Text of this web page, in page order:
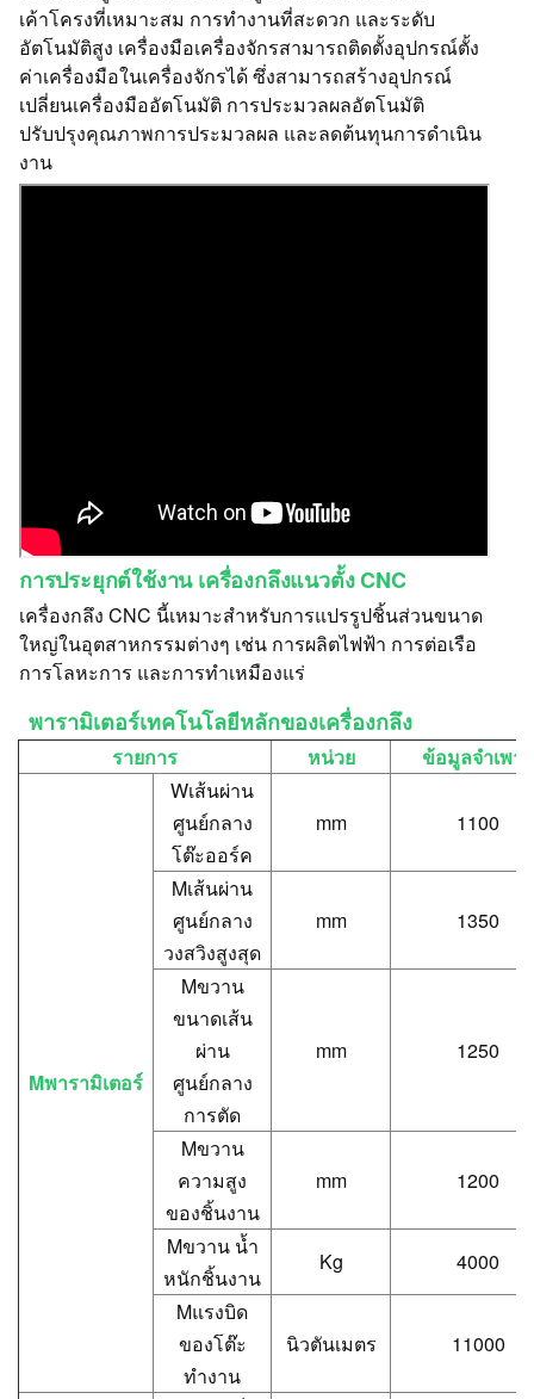
เค้าโครงที่เหมาะสม การทำงานที่สะดวก และระดับ
อัตโนมัติสูง เครื่องมือเครื่องจักรสามารถติดตั้งอุปกรณ์ตั้ง
ค่าเครื่องมือในเครื่องจักรได้ ซึ่งสามารถสร้างอุปกรณ์
เปลี่ยนเครื่องมืออัตโนมัติ การประมวลผลอัตโนมัติ
ปรับปรุงคุณภาพการประมวลผล และลดต้นทุนการดำเนิน
งาน
การประยุกต์ใช้งานเครื่องกลึงแนวตั้ง CNC
เครื่องกลึง CNC นี้เหมาะสำหรับการแปรรูปชิ้นส่วนขนาด
ใหญ่ในอุตสาหกรรมต่างๆ เช่น การผลิตไฟฟ้า การต่อเรือ
การโลหะการ และการทำเหมืองแร่
พารามิเตอร์เทคโนโลยีหลักของเครื่องกลึง
รายการ หน่วย ข้อมูลจำเพาะ
Mพารามิเตอร์
Wเส้นผ่าน
ศูนย์กลาง
โต๊ะออร์ค
mm 1100
Mเส้นผ่าน
ศูนย์กลาง
วงสวิงสูงสุด
mm 1350
Mขวาน
ขนาดเส้น
ผ่าน
ศูนย์กลาง
การตัด
mm 1250
Mขวาน
ความสูง
ของชิ้นงาน
mm 1200
Mขวาน น้ำ
หนักชิ้นงาน
Kg
4000
Mแรงบิด
ของโต๊ะ
ทำงาน
นิวตันเมตร 11000